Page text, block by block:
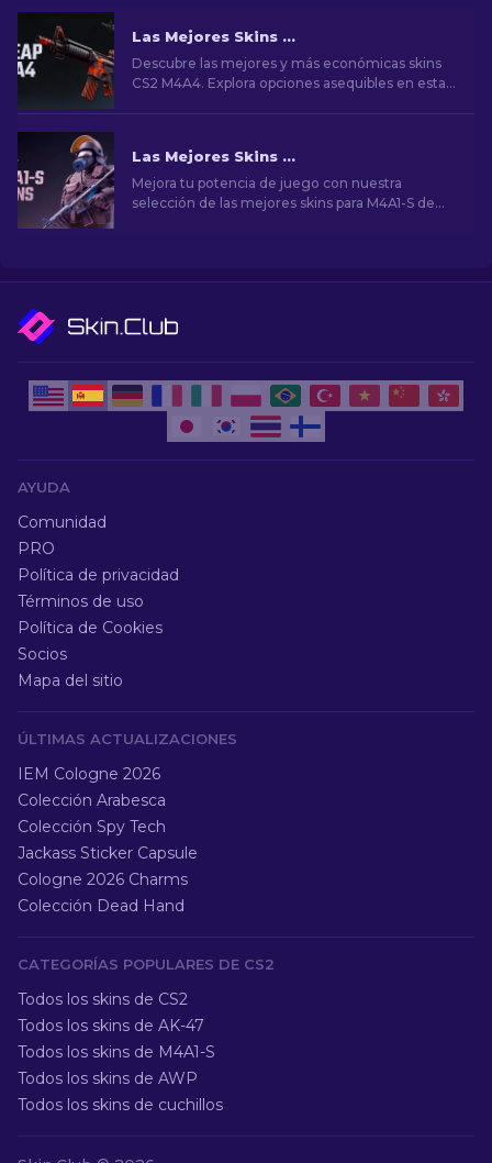
Las Mejores Skins Baratas para M4A4 en CS2 [2026]
Descubre las mejores y más económicas skins
CS2 M4A4. Explora opciones asequibles en esta
Las Mejores Skins para M4A1-S de CS2 [2026]
Mejora tu potencia de juego con nuestra
selección de las mejores skins para M4A1-S de
AYUDA
Comunidad
PRO
Política de privacidad
Términos de uso
Política de Cookies
Socios
Mapa del sitio
ÚLTIMAS ACTUALIZACIONES
IEM Cologne 2026
Colección Arabesca
Colección Spy Tech
Jackass Sticker Capsule
Cologne 2026 Charms
Colección Dead Hand
CATEGORÍAS POPULARES DE CS2
Todos los skins de CS2
Todos los skins de AK-47
Todos los skins de M4A1-S
Todos los skins de AWP
Todos los skins de cuchillos